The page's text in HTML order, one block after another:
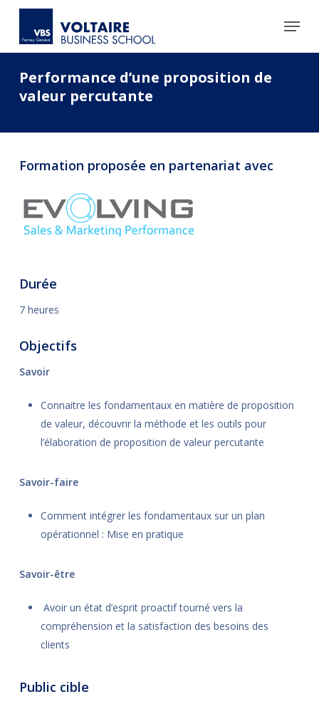
main
Performance d’une proposition de
valeur percutante
Formation proposée en partenariat avec
Durée
7 heures
Objectifs
Savoir
Connaitre les fondamentaux en matière de proposition
de valeur, découvrir la méthode et les outils pour
l’élaboration de proposition de valeur percutante
Savoir-faire
Comment intégrer les fondamentaux sur un plan
opérationnel : Mise en pratique
Savoir-être
Avoir un état d’esprit proactif tourné vers la
compréhension et la satisfaction des besoins des
clients
Public cible